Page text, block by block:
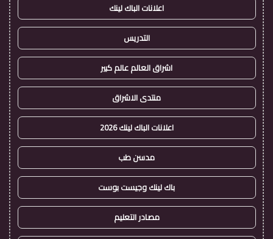
اعلانات الباك لينك
التدريس
اشراق العالم عالم كبير
منتدى الاشراق
اعلانات الباك لينك 2026
مدسن طب
باك لينك وجيست بوست
مصادر التعليم